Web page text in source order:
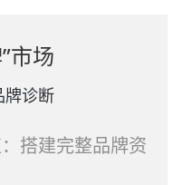
市场
牌诊断
搭建完整品牌资